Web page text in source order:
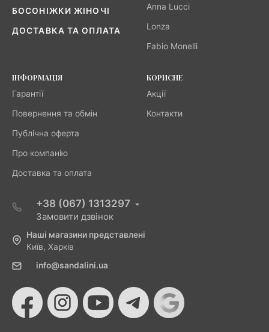
БОСОНІЖКИ ЖІНОЧІ
ДОСТАВКА ТА ОПЛАТА
Anna Lucci
Lonza
Fabio Monelli
ІНФОРМАЦІЯ
Гарантії
Повернення та обмін
Публічна оферта
Про компанію
Доставка та оплата
КОРИСНЕ
Акції
Контакти
+38 (067) 1313297
Замовити дзвінок
Наші магазини представлені
Київ, Харків
info@sandalini.ua